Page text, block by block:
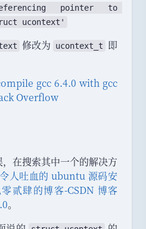
pointer
to
ucontext '
修改为 ucontext_t
即
gcc 6.4.0 with gcc
Overflow
， 在搜索其中一个的解决方
人吐血的 ubuntu 源码安
贰肆的博客-CSDN 博客
。